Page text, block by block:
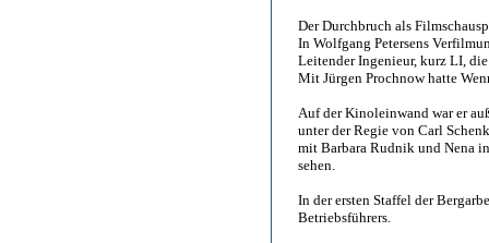
Der Durchbruch als
In Wolfgang Petersens
Leitender Ingenieur, kurz LI,
Mit Jürgen Prochnow hatte
Auf der Kinoleinwand war er
unter der Regie von Carl
mit Barbara Rudnik und Nena
sehen.
In der ersten Staffel der
Betriebsführers.